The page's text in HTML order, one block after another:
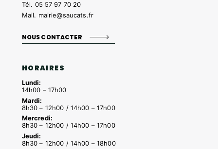
Tél. 05 57 97 70 20
Mail. mairie@saucats.fr
NOUS CONTACTER
HORAIRES
Lundi:
14h00 – 17h00
Mardi:
8h30 – 12h00 / 14h00 – 17h00
Mercredi:
8h30 – 12h00 / 14h00 – 17h00
Jeudi:
8h30 – 12h00 / 14h00 – 18h00